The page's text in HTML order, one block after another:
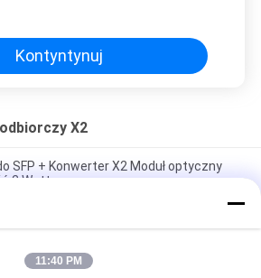
Kontyntynuj
X2
SFP + Konwerter X2 Moduł optyczny
2 Watt
światłowodowy 10g Multi
Duplex SC Złącze
10Gbse ZR 1550nm 80km
11:40 PM